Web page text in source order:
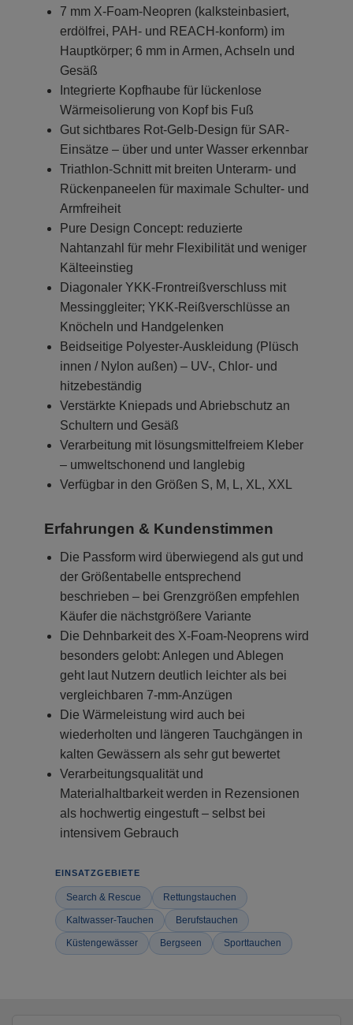
7 mm X-Foam-Neopren (kalksteinbasiert,
erdölfrei, PAH- und REACH-konform) im
Hauptkörper; 6 mm in Armen, Achseln und
Gesäß
Integrierte Kopfhaube für lückenlose
Wärmeisolierung von Kopf bis Fuß
Gut sichtbares Rot-Gelb-Design für SAR-
Einsätze – über und unter Wasser erkennbar
Triathlon-Schnitt mit breiten Unterarm- und
Rückenpaneelen für maximale Schulter- und
Armfreiheit
Pure Design Concept: reduzierte
Nahtanzahl für mehr Flexibilität und weniger
Kälteeinstieg
Diagonaler YKK-Frontreißverschluss mit
Messinggleiter; YKK-Reißverschlüsse an
Knöcheln und Handgelenken
Beidseitige Polyester-Auskleidung (Plüsch
innen / Nylon außen) – UV-, Chlor- und
hitzebeständig
Verstärkte Kniepads und Abriebschutz an
Schultern und Gesäß
Verarbeitung mit lösungsmittelfreiem Kleber
– umweltschonend und langlebig
Verfügbar in den Größen S, M, L, XL, XXL
Erfahrungen & Kundenstimmen
Die Passform wird überwiegend als gut und
der Größentabelle entsprechend
beschrieben – bei Grenzgrößen empfehlen
Käufer die nächstgrößere Variante
Die Dehnbarkeit des X-Foam-Neoprens wird
besonders gelobt: Anlegen und Ablegen
geht laut Nutzern deutlich leichter als bei
vergleichbaren 7-mm-Anzügen
Die Wärmeleistung wird auch bei
wiederholten und längeren Tauchgängen in
kalten Gewässern als sehr gut bewertet
Verarbeitungsqualität und
Materialhaltbarkeit werden in Rezensionen
als hochwertig eingestuft – selbst bei
intensivem Gebrauch
EINSATZGEBIETE
Search & Rescue Rettungstauchen
Kaltwasser-Tauchen Berufstauchen
Küstengewässer Bergseen Sporttauchen